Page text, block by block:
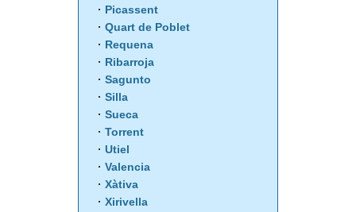
Picassent
Quart de Poblet
Requena
Ribarroja
Sagunto
Silla
Sueca
Torrent
Utiel
Valencia
Xàtiva
Xirivella